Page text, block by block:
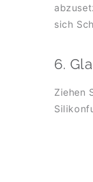
sich
6.
Ziehen